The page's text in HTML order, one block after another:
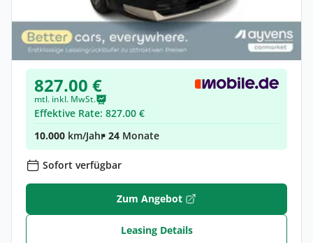
Kia Niro EV Inspiration
Elektro •Automatik •204 PS (150 kW)
Gebraucht(92.884 km)• EZ: 12/2022
827.00 €
mtl. inkl. MwSt.
Effektive Rate: 827.00 €
10.000 km/Jahr• 24 Monate
Sofort verfügbar
Zum Angebot
Leasing Details